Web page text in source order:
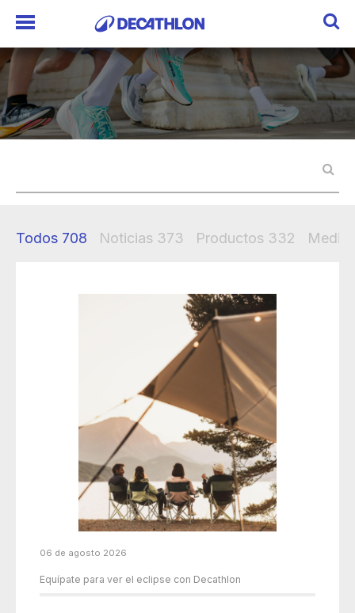
Todos 708 Noticias 373 Productos 332
06 de agosto 2026
Equípate para ver el eclipse con Decathlon